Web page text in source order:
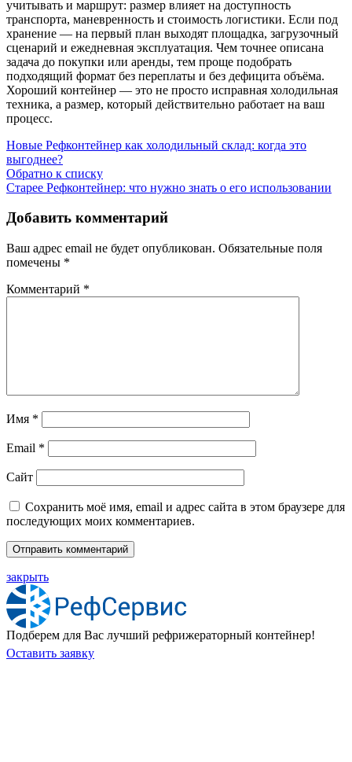
учитывать и маршрут: размер влияет на доступность
транспорта, маневренность и стоимость логистики. Если под
хранение — на первый план выходят площадка, загрузочный
сценарий и ежедневная эксплуатация. Чем точнее описана
задача до покупки или аренды, тем проще подобрать
подходящий формат без переплаты и без дефицита объёма.
Хороший контейнер — это не просто исправная холодильная
техника, а размер, который действительно работает на ваш
процесс.
Новые Рефконтейнер как холодильный склад: когда это
выгоднее?
Обратно к списку
Старее Рефконтейнер: что нужно знать о его использовании
Добавить комментарий
Ваш адрес email не будет опубликован. Обязательные поля
помечены *
Комментарий *
Имя *
Email *
Сайт
Сохранить моё имя, email и адрес сайта в этом браузере для
последующих моих комментариев.
закрыть
Подберем для Вас лучший рефрижераторный контейнер!
Оставить заявку